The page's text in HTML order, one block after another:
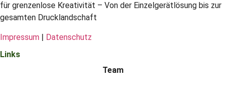
für grenzenlose Kreativität – Von der Einzelgerätlösung bis zur
gesamten Drucklandschaft
Impressum | Datenschutz
Links
Team